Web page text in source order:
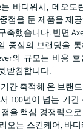
는 바디워시, 데오
점을 둔 제품을 제
축했습니다. 반면
중심의 브랜딩을
의 규모는 비용
받침합니다.
간 축적해 온 브랜
100년이 넘는 기
을 핵심 경쟁력으
오는 스킨케어, 바